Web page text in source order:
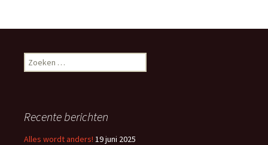
o
n
n
Recente berichten
Alles wordt anders! 19 juni 2025